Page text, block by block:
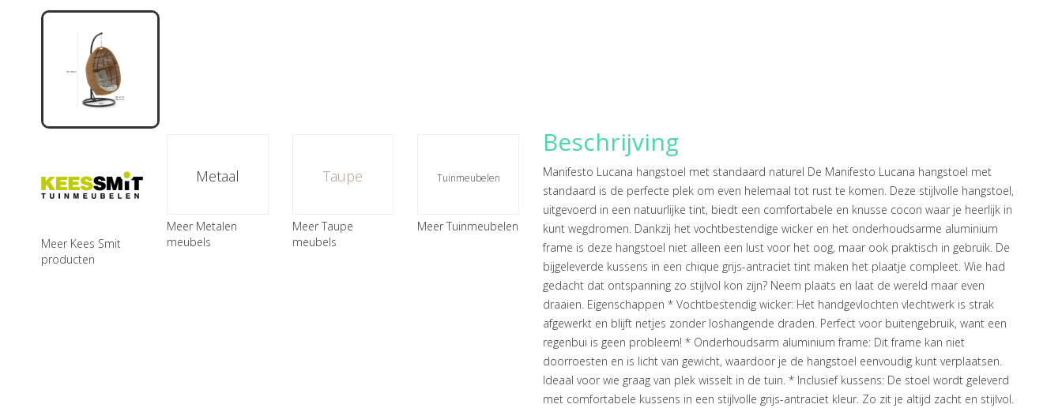
Meer Kees Smit
producten
Metaal
Meer Metalen
meubels
Taupe
Meer Taupe
meubels
Tuinmeubelen
Meer Tuinmeubelen
Beschrijving
Manifesto Lucana hangstoel met standaard naturel De Manifesto Lucana hangstoel met
standaard is de perfecte plek om even helemaal tot rust te komen. Deze stijlvolle hangstoel,
uitgevoerd in een natuurlijke tint, biedt een comfortabele en knusse cocon waar je heerlijk in
kunt wegdromen. Dankzij het vochtbestendige wicker en het onderhoudsarme aluminium
frame is deze hangstoel niet alleen een lust voor het oog, maar ook praktisch in gebruik. De
bijgeleverde kussens in een chique grijs-antraciet tint maken het plaatje compleet. Wie had
gedacht dat ontspanning zo stijlvol kon zijn? Neem plaats en laat de wereld maar even
draaien. Eigenschappen * Vochtbestendig wicker: Het handgevlochten vlechtwerk is strak
afgewerkt en blijft netjes zonder loshangende draden. Perfect voor buitengebruik, want een
regenbui is geen probleem! * Onderhoudsarm aluminium frame: Dit frame kan niet
doorroesten en is licht van gewicht, waardoor je de hangstoel eenvoudig kunt verplaatsen.
Ideaal voor wie graag van plek wisselt in de tuin. * Inclusief kussens: De stoel wordt geleverd
met comfortabele kussens in een stijlvolle grijs-antraciet kleur. Zo zit je altijd zacht en stijlvol.